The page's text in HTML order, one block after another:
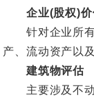
企业(股权)
针对企业所有
产、流动资产以
建筑物评估
主要涉及不动